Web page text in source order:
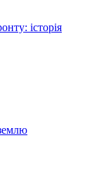
історія